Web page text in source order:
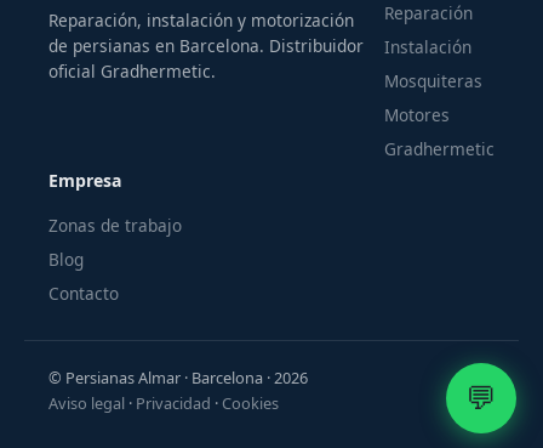
Reparación, instalación y motorización
de persianas en Barcelona. Distribuidor
oficial Gradhermetic.
Reparación
Instalación
Mosquiteras
Motores
Gradhermetic
Empresa
Zonas de trabajo
Blog
Contacto
© Persianas Almar · Barcelona · 2026
Aviso legal · Privacidad · Cookies 💬